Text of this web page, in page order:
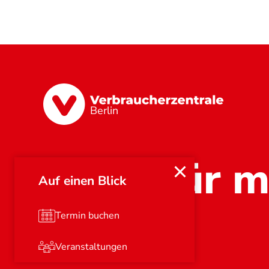
Auf einen Blick
Termin buchen
Veranstaltungen
Berlin
Stark für